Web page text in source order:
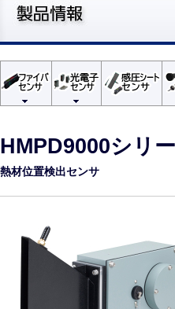
HMPD9000シリ
熱材位置検出センサ